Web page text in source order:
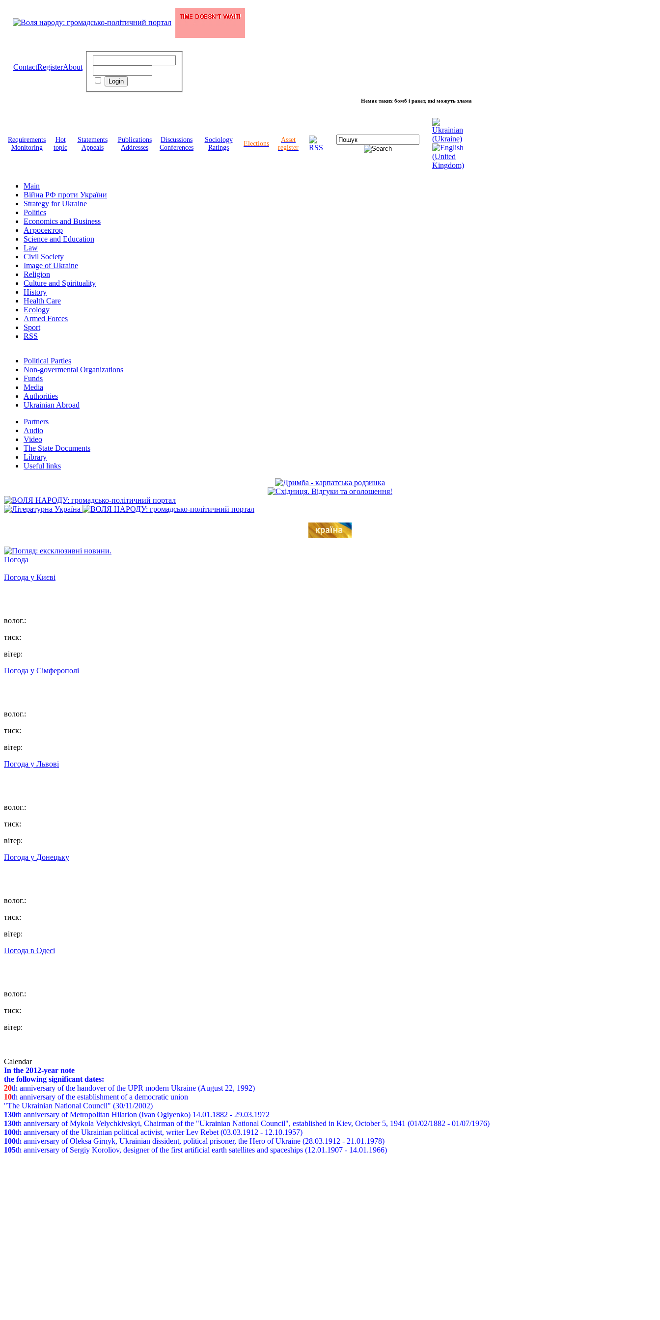
ContactRegisterAbout
Немає таких бомб і ракет, які можуть зламати волю народу, - Президент України Володимир Зеленський
Requirements
Monitoring
Hot
topic
Statements
Appeals
Publications
Addresses
Discussions
Conferences
Sociology
Ratings
Elections
Asset
register
Main
Війна РФ проти України
Strategy for Ukraine
Politics
Economics and Business
Агросектор
Science and Education
Law
Civil Society
Image of Ukraine
Religion
Culture and Spirituality
History
Health Care
Ecology
Armed Forces
Sport
RSS
Political Parties
Non-govermental Organizations
Funds
Мedia
Authorities
Ukrainian Abroad
Partners
Audio
Video
The State Documents
Library
Useful links
Погода
Погода у Києві
волог.:
тиск:
вітер:
Погода у Сімферополі
волог.:
тиск:
вітер:
Погода у Львові
волог.:
тиск:
вітер:
Погода у Донецьку
волог.:
тиск:
вітер:
Погода в Одесі
волог.:
тиск:
вітер:
Calendar
In the 2012-year note
the following significant dates:
20th anniversary of the handover of the UPR modern Ukraine (August 22, 1992)
10th anniversary of the establishment of a democratic union
"The Ukrainian National Council" (30/11/2002)
130th anniversary of Metropolitan Hilarion (Ivan Ogiyenko) 14.01.1882 - 29.03.1972
130th anniversary of Mykola Velychkivskyi, Chairman of the "Ukrainian National Council", established in Kiev, October 5, 1941 (01/02/1882 - 01/07/1976)
100th anniversary of the Ukrainian political activist, writer Lev Rebet (03.03.1912 - 12.10.1957)
100th anniversary of Oleksa Girnyk, Ukrainian dissident, political prisoner, the Hero of Ukraine (28.03.1912 - 21.01.1978)
105th anniversary of Sergiy Koroliov, designer of the first artificial earth satellites and spaceships (12.01.1907 - 14.01.1966)